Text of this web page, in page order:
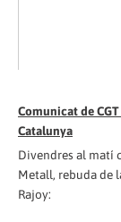
Comunicat de
Catalunya
Divendres al matí
Metall, rebuda de
Rajoy: